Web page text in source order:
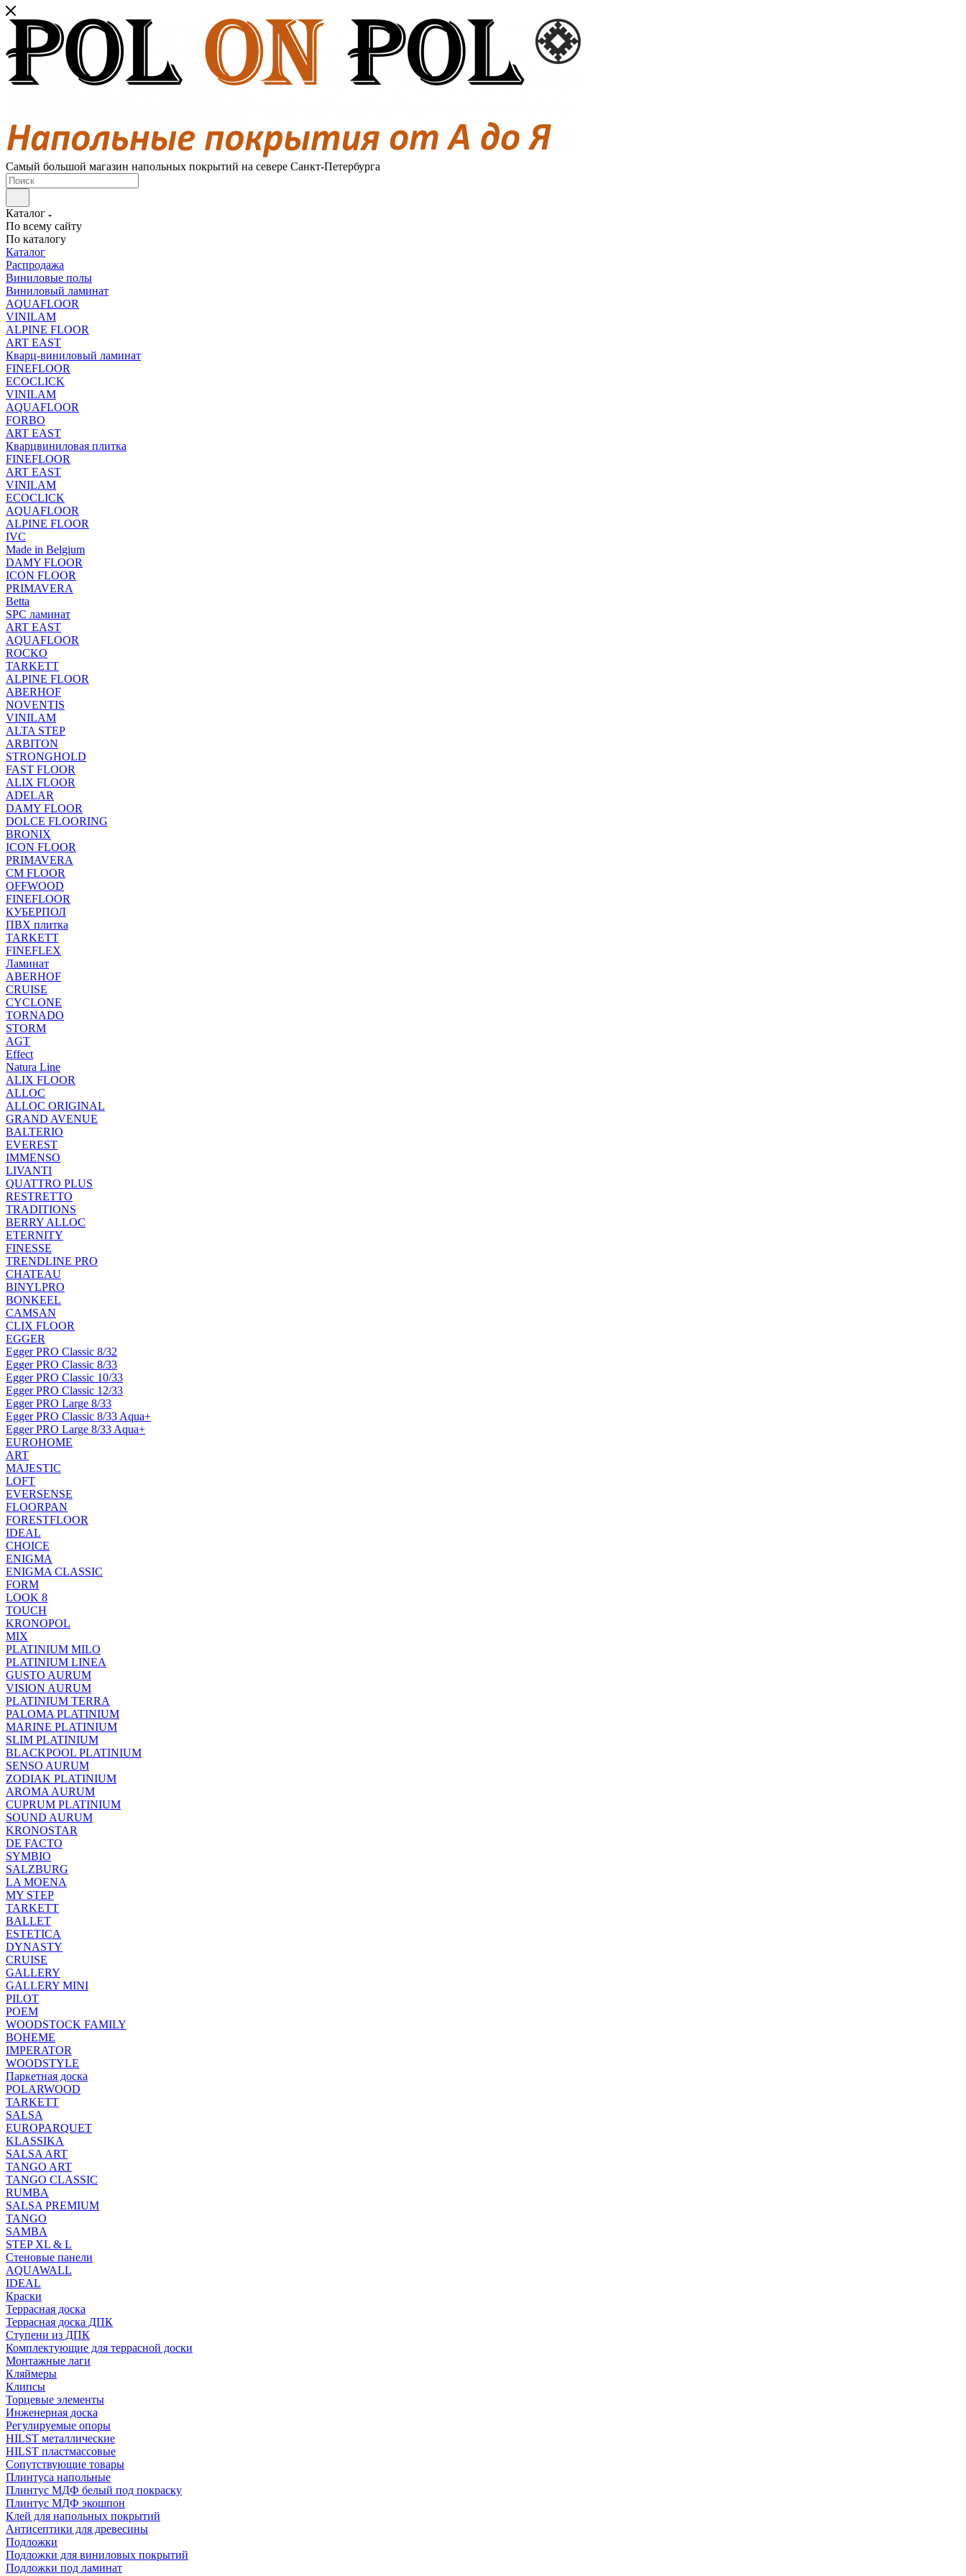
Самый большой магазин напольных покрытий на севере Санкт-Петербурга
Каталог
По всему сайту
По каталогу
Каталог
Распродажа
Виниловые полы
Виниловый ламинат
AQUAFLOOR
VINILAM
ALPINE FLOOR
ART EAST
Кварц-виниловый ламинат
FINEFLOOR
ECOCLICK
VINILAM
AQUAFLOOR
FORBO
ART EAST
Кварцвиниловая плитка
FINEFLOOR
ART EAST
VINILAM
ECOCLICK
AQUAFLOOR
ALPINE FLOOR
IVC
Made in Belgium
DAMY FLOOR
ICON FLOOR
PRIMAVERA
Betta
SPC ламинат
ART EAST
AQUAFLOOR
ROCKO
TARKETT
ALPINE FLOOR
ABERHOF
NOVENTIS
VINILAM
ALTA STEP
ARBITON
STRONGHOLD
FAST FLOOR
ALIX FLOOR
ADELAR
DAMY FLOOR
DOLCE FLOORING
BRONIX
ICON FLOOR
PRIMAVERA
CM FLOOR
OFFWOOD
FINEFLOOR
КУБЕРПОЛ
ПВХ плитка
TARKETT
FINEFLEX
Ламинат
ABERHOF
CRUISE
CYCLONE
TORNADO
STORM
AGT
Effect
Natura Line
ALIX FLOOR
ALLOC
ALLOC ORIGINAL
GRAND AVENUE
BALTERIO
EVEREST
IMMENSO
LIVANTI
QUATTRO PLUS
RESTRETTO
TRADITIONS
BERRY ALLOC
ETERNITY
FINESSE
TRENDLINE PRO
CHATEAU
BINYLPRO
BONKEEL
CAMSAN
CLIX FLOOR
EGGER
Egger PRO Classic 8/32
Egger PRO Classic 8/33
Egger PRO Classic 10/33
Egger PRO Classic 12/33
Egger PRO Large 8/33
Egger PRO Classic 8/33 Aqua+
Egger PRO Large 8/33 Aqua+
EUROHOME
ART
MAJESTIC
LOFT
EVERSENSE
FLOORPAN
FORESTFLOOR
IDEAL
CHOICE
ENIGMA
ENIGMA CLASSIC
FORM
LOOK 8
TOUCH
KRONOPOL
MIX
PLATINIUM MILO
PLATINIUM LINEA
GUSTO AURUM
VISION AURUM
PLATINIUM TERRA
PALOMA PLATINIUM
MARINE PLATINIUM
SLIM PLATINIUM
BLACKPOOL PLATINIUM
SENSO AURUM
ZODIAK PLATINIUM
AROMA AURUM
CUPRUM PLATINIUM
SOUND AURUM
KRONOSTAR
DE FACTO
SYMBIO
SALZBURG
LA MOENA
MY STEP
TARKETT
BALLET
ESTETICA
DYNASTY
CRUISE
GALLERY
GALLERY MINI
PILOT
POEM
WOODSTOCK FAMILY
BOHEME
IMPERATOR
WOODSTYLE
Паркетная доска
POLARWOOD
TARKETT
SALSA
EUROPARQUET
KLASSIKA
SALSA ART
TANGO ART
TANGO CLASSIC
RUMBA
SALSA PREMIUM
TANGO
SAMBA
STEP XL & L
Стеновые панели
AQUAWALL
IDEAL
Краски
Террасная доска
Террасная доска ДПК
Ступени из ДПК
Комплектующие для террасной доски
Монтажные лаги
Кляймеры
Клипсы
Торцевые элементы
Инженерная доска
Регулируемые опоры
HILST металлические
HILST пластмассовые
Сопутствующие товары
Плинтуса напольные
Плинтус МДФ белый под покраску
Плинтус МДФ экошпон
Клей для напольных покрытий
Антисептики для древесины
Подложки
Подложки для виниловых покрытий
Подложки под ламинат